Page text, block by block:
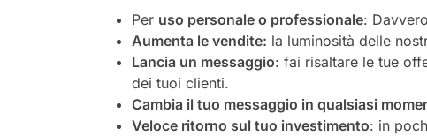
Per uso personale o professionale:
Aumenta le vendite: la luminosità delle
Lancia un messaggio: fai risaltare le tue
dei tuoi clienti.
Cambia il tuo messaggio in qualsiasi
Veloce ritorno sul tuo investimento: in